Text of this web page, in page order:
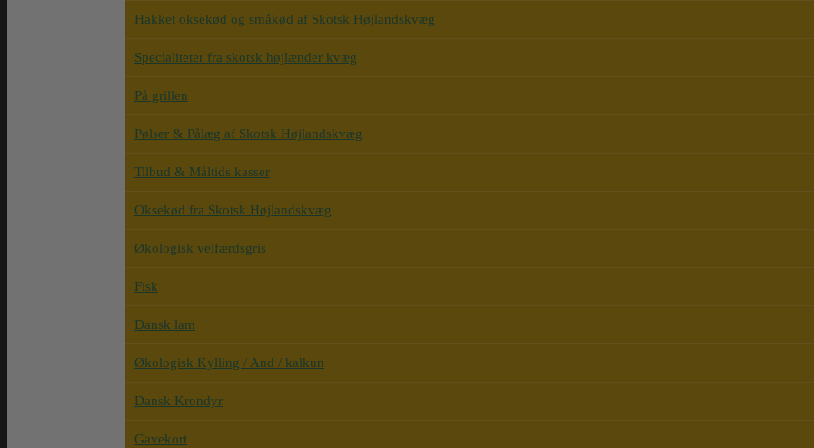
Hakket oksekød og småkød af Skotsk Højlandskvæg
Specialiteter fra skotsk højlænder kvæg
På grillen
Pølser & Pålæg af Skotsk Højlandskvæg
Tilbud & Måltids kasser
Oksekød fra Skotsk Højlandskvæg
Økologisk velfærdsgris
Fisk
Dansk lam
Økologisk Kylling / And / kalkun
Dansk Krondyr
Gavekort